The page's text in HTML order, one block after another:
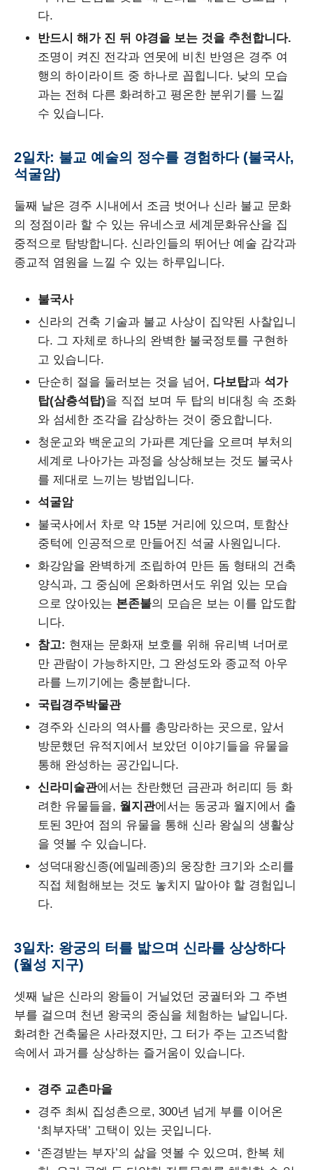
다.
반드시 해가 진 뒤 야경을 보는 것을 추천합니다.
조명이 켜진 전각과 연못에 비친 반영은 경주 여
행의 하이라이트 중 하나로 꼽힙니다. 낮의 모습
과는 전혀 다른 화려하고 평온한 분위기를 느낄
수 있습니다.
2일차: 불교 예술의 정수를 경험하다 (불국사,
석굴암)
둘째 날은 경주 시내에서 조금 벗어나 신라 불교 문화
의 정점이라 할 수 있는 유네스코 세계문화유산을 집
중적으로 탐방합니다. 신라인들의 뛰어난 예술 감각과
종교적 염원을 느낄 수 있는 하루입니다.
불국사
신라의 건축 기술과 불교 사상이 집약된 사찰입니
다. 그 자체로 하나의 완벽한 불국정토를 구현하
고 있습니다.
단순히 절을 둘러보는 것을 넘어, 다보탑과 석가
탑(삼층석탑)을 직접 보며 두 탑의 비대칭 속 조화
와 섬세한 조각을 감상하는 것이 중요합니다.
청운교와 백운교의 가파른 계단을 오르며 부처의
세계로 나아가는 과정을 상상해보는 것도 불국사
를 제대로 느끼는 방법입니다.
석굴암
불국사에서 차로 약 15분 거리에 있으며, 토함산
중턱에 인공적으로 만들어진 석굴 사원입니다.
화강암을 완벽하게 조립하여 만든 돔 형태의 건축
양식과, 그 중심에 온화하면서도 위엄 있는 모습
으로 앉아있는 본존불의 모습은 보는 이를 압도합
니다.
참고: 현재는 문화재 보호를 위해 유리벽 너머로
만 관람이 가능하지만, 그 완성도와 종교적 아우
라를 느끼기에는 충분합니다.
국립경주박물관
경주와 신라의 역사를 총망라하는 곳으로, 앞서
방문했던 유적지에서 보았던 이야기들을 유물을
통해 완성하는 공간입니다.
신라미술관에서는 찬란했던 금관과 허리띠 등 화
려한 유물들을, 월지관에서는 동궁과 월지에서 출
토된 3만여 점의 유물을 통해 신라 왕실의 생활상
을 엿볼 수 있습니다.
성덕대왕신종(에밀레종)의 웅장한 크기와 소리를
직접 체험해보는 것도 놓치지 말아야 할 경험입니
다.
3일차: 왕궁의 터를 밟으며 신라를 상상하다
(월성 지구)
셋째 날은 신라의 왕들이 거닐었던 궁궐터와 그 주변
부를 걸으며 천년 왕국의 중심을 체험하는 날입니다.
화려한 건축물은 사라졌지만, 그 터가 주는 고즈넉함
속에서 과거를 상상하는 즐거움이 있습니다.
경주 교촌마을
경주 최씨 집성촌으로, 300년 넘게 부를 이어온
‘최부자댁’ 고택이 있는 곳입니다.
‘존경받는 부자’의 삶을 엿볼 수 있으며, 한복 체